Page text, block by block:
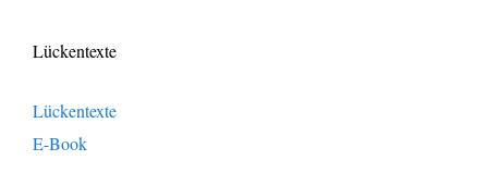
Lückentexte
Lückentexte
E-Book